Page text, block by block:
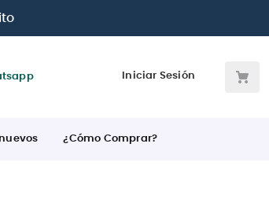
BBVA e Interbank
Iniciar Sesión
¿Cómo Comprar?